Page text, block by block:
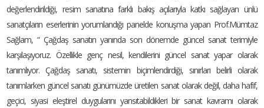
değerlendirildiği, resim sanatına farklı bakış açılarıyla katkı sağlayan ünlü
sanatçıların eserlerinin yorumlandığı panelde konuşma yapan Prof.Mümtaz
Sağlam, “ Çağdaş sanatın yanında son dönemde güncel sanat terimiyle
karşılaşıyoruz. Özellikle genç nesil, kendilerini güncel sanat yapar olarak
tanımlıyor. Çağdaş sanatı, sistemin biçimlendirdiği, sınırları belirli olarak
tanımlarken güncel sanatı günümüzde üretilen sanat olarak değil, daha hafif,
geçici, siyasi eleştirel duygularını yansıtabildikleri bir sanat kavramı olarak